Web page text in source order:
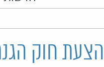
הצעת חוק